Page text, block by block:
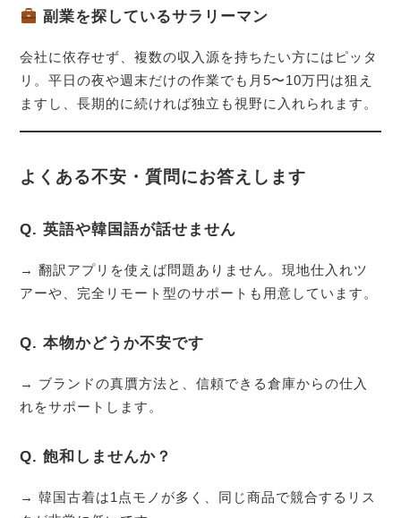
副業を探しているサラリーマン
会社に依存せず、複数の収入源を持ちたい方にはピッタ
リ。平日の夜や週末だけの作業でも月5〜10万円は狙え
ますし、長期的に続ければ独立も視野に入れられます。
よくある不安・質問にお答えします
Q. 英語や韓国語が話せません
→ 翻訳アプリを使えば問題ありません。現地仕入れツ
アーや、完全リモート型のサポートも用意しています。
Q. 本物かどうか不安です
→ ブランドの真贋方法と、信頼できる倉庫からの仕入
れをサポートします。
Q. 飽和しませんか？
→ 韓国古着は1点モノが多く、同じ商品で競合するリス